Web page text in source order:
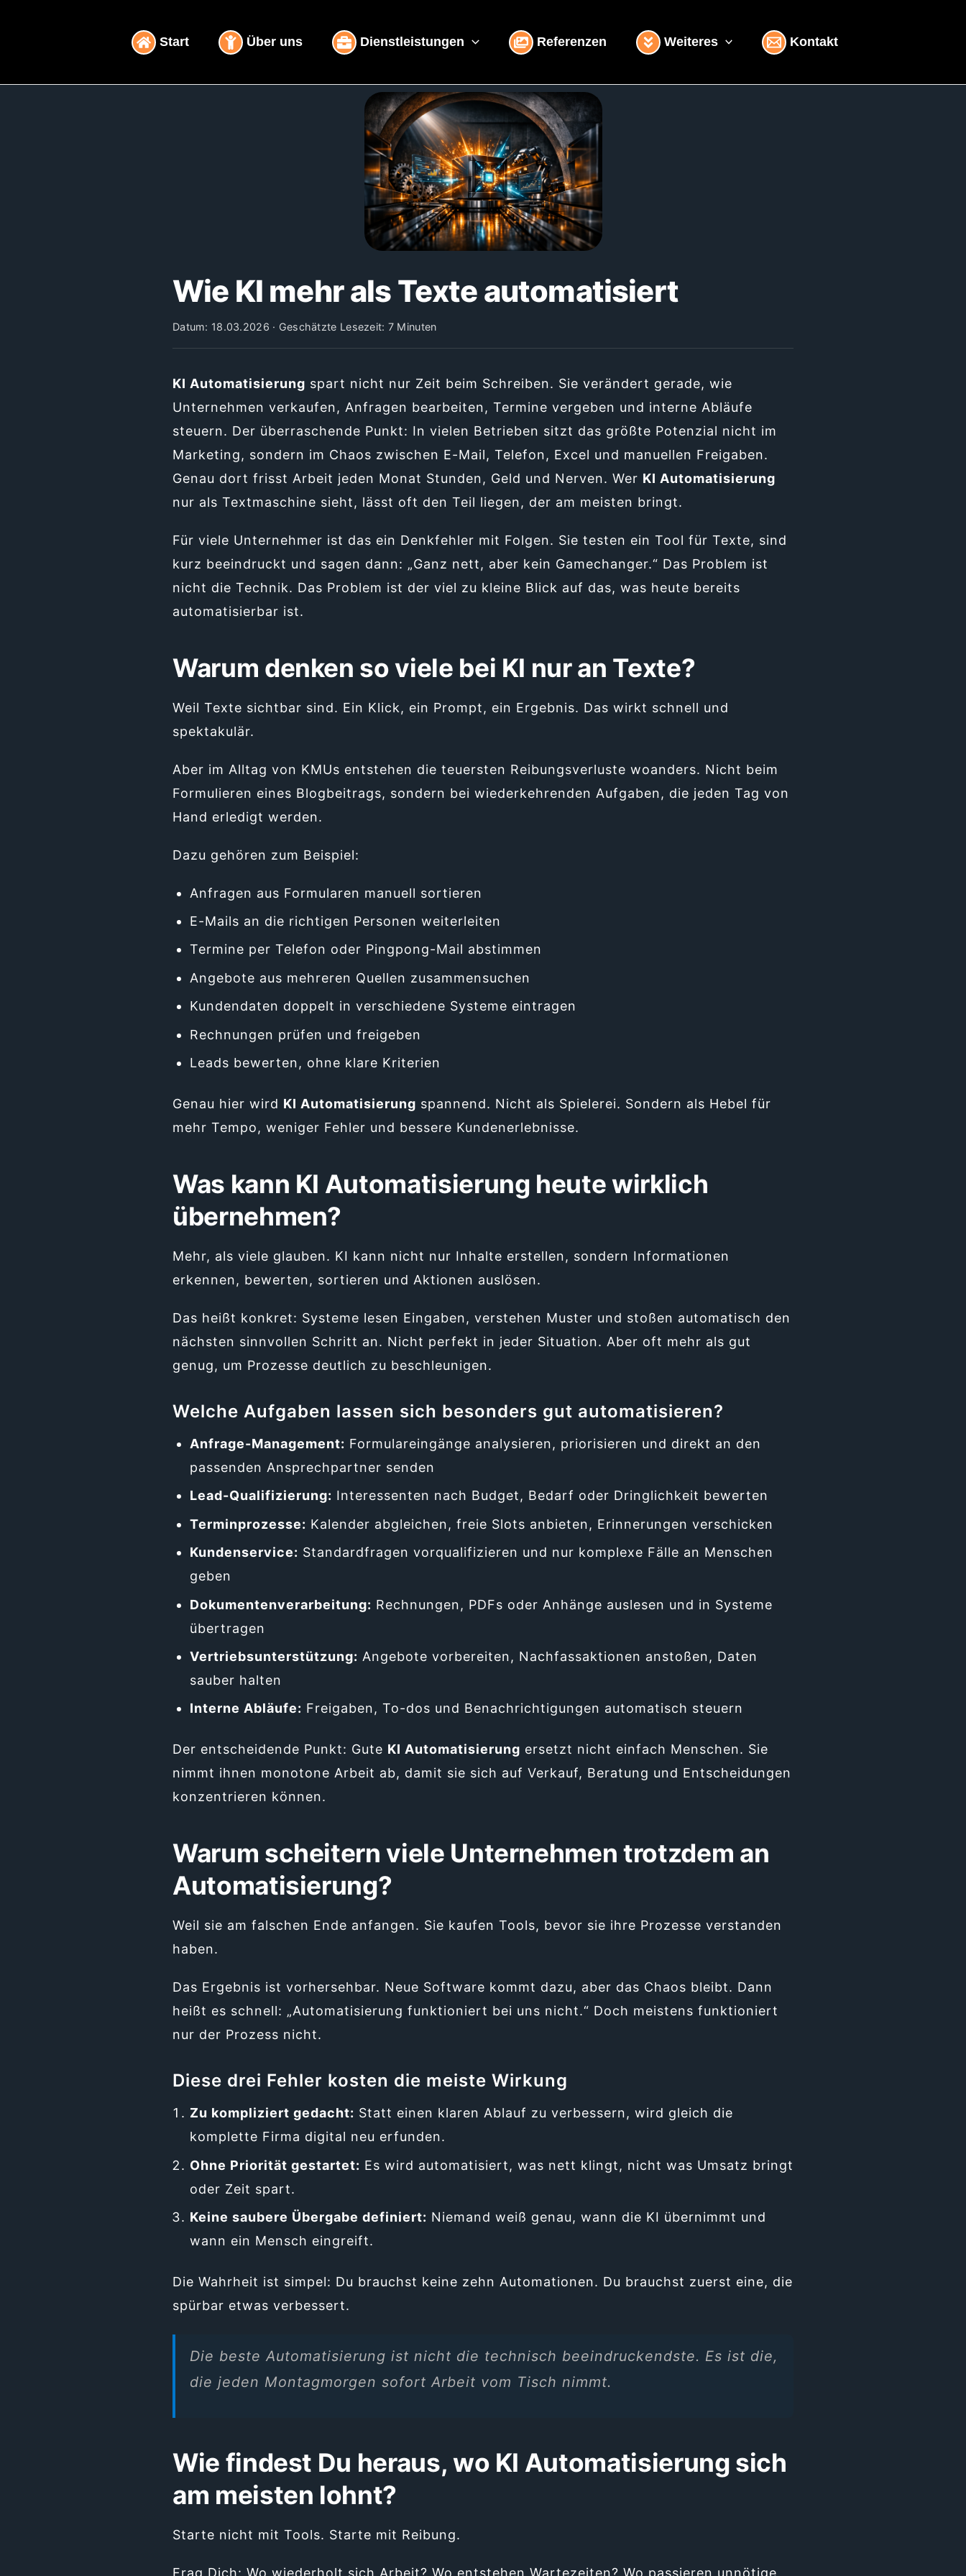
Start Über uns Dienstleistungen Referenzen Weiteres Kontakt
Wie KI mehr als Texte automatisiert
Datum: 18.03.2026 · Geschätzte Lesezeit: 7 Minuten
KI Automatisierung spart nicht nur Zeit beim Schreiben. Sie verändert gerade, wie
Unternehmen verkaufen, Anfragen bearbeiten, Termine vergeben und interne Abläufe
steuern. Der überraschende Punkt: In vielen Betrieben sitzt das größte Potenzial nicht im
Marketing, sondern im Chaos zwischen E-Mail, Telefon, Excel und manuellen Freigaben.
Genau dort frisst Arbeit jeden Monat Stunden, Geld und Nerven. Wer KI Automatisierung
nur als Textmaschine sieht, lässt oft den Teil liegen, der am meisten bringt.
Für viele Unternehmer ist das ein Denkfehler mit Folgen. Sie testen ein Tool für Texte, sind
kurz beeindruckt und sagen dann: „Ganz nett, aber kein Gamechanger.“ Das Problem ist
nicht die Technik. Das Problem ist der viel zu kleine Blick auf das, was heute bereits
automatisierbar ist.
Warum denken so viele bei KI nur an Texte?
Weil Texte sichtbar sind. Ein Klick, ein Prompt, ein Ergebnis. Das wirkt schnell und
spektakulär.
Aber im Alltag von KMUs entstehen die teuersten Reibungsverluste woanders. Nicht beim
Formulieren eines Blogbeitrags, sondern bei wiederkehrenden Aufgaben, die jeden Tag von
Hand erledigt werden.
Dazu gehören zum Beispiel:
Anfragen aus Formularen manuell sortieren
E-Mails an die richtigen Personen weiterleiten
Termine per Telefon oder Pingpong-Mail abstimmen
Angebote aus mehreren Quellen zusammensuchen
Kundendaten doppelt in verschiedene Systeme eintragen
Rechnungen prüfen und freigeben
Leads bewerten, ohne klare Kriterien
Genau hier wird KI Automatisierung spannend. Nicht als Spielerei. Sondern als Hebel für
mehr Tempo, weniger Fehler und bessere Kundenerlebnisse.
Was kann KI Automatisierung heute wirklich
übernehmen?
Mehr, als viele glauben. KI kann nicht nur Inhalte erstellen, sondern Informationen
erkennen, bewerten, sortieren und Aktionen auslösen.
Das heißt konkret: Systeme lesen Eingaben, verstehen Muster und stoßen automatisch den
nächsten sinnvollen Schritt an. Nicht perfekt in jeder Situation. Aber oft mehr als gut
genug, um Prozesse deutlich zu beschleunigen.
Welche Aufgaben lassen sich besonders gut automatisieren?
Anfrage-Management: Formulareingänge analysieren, priorisieren und direkt an den
passenden Ansprechpartner senden
Lead-Qualifizierung: Interessenten nach Budget, Bedarf oder Dringlichkeit bewerten
Terminprozesse: Kalender abgleichen, freie Slots anbieten, Erinnerungen verschicken
Kundenservice: Standardfragen vorqualifizieren und nur komplexe Fälle an Menschen
geben
Dokumentenverarbeitung: Rechnungen, PDFs oder Anhänge auslesen und in Systeme
übertragen
Vertriebsunterstützung: Angebote vorbereiten, Nachfassaktionen anstoßen, Daten
sauber halten
Interne Abläufe: Freigaben, To-dos und Benachrichtigungen automatisch steuern
Der entscheidende Punkt: Gute KI Automatisierung ersetzt nicht einfach Menschen. Sie
nimmt ihnen monotone Arbeit ab, damit sie sich auf Verkauf, Beratung und Entscheidungen
konzentrieren können.
Warum scheitern viele Unternehmen trotzdem an
Automatisierung?
Weil sie am falschen Ende anfangen. Sie kaufen Tools, bevor sie ihre Prozesse verstanden
haben.
Das Ergebnis ist vorhersehbar. Neue Software kommt dazu, aber das Chaos bleibt. Dann
heißt es schnell: „Automatisierung funktioniert bei uns nicht.“ Doch meistens funktioniert
nur der Prozess nicht.
Diese drei Fehler kosten die meiste Wirkung
Zu kompliziert gedacht: Statt einen klaren Ablauf zu verbessern, wird gleich die
komplette Firma digital neu erfunden.
Ohne Priorität gestartet: Es wird automatisiert, was nett klingt, nicht was Umsatz bringt
oder Zeit spart.
Keine saubere Übergabe definiert: Niemand weiß genau, wann die KI übernimmt und
wann ein Mensch eingreift.
Die Wahrheit ist simpel: Du brauchst keine zehn Automationen. Du brauchst zuerst eine, die
spürbar etwas verbessert.
Die beste Automatisierung ist nicht die technisch beeindruckendste. Es ist die,
die jeden Montagmorgen sofort Arbeit vom Tisch nimmt.
Wie findest Du heraus, wo KI Automatisierung sich
am meisten lohnt?
Starte nicht mit Tools. Starte mit Reibung.
Frag Dich: Wo wiederholt sich Arbeit? Wo entstehen Wartezeiten? Wo passieren unnötige